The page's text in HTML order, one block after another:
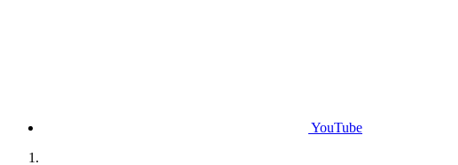
YouTube